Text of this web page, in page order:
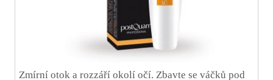
Zmírní otok a rozzáří okolí očí. Zbavte se váčků pod